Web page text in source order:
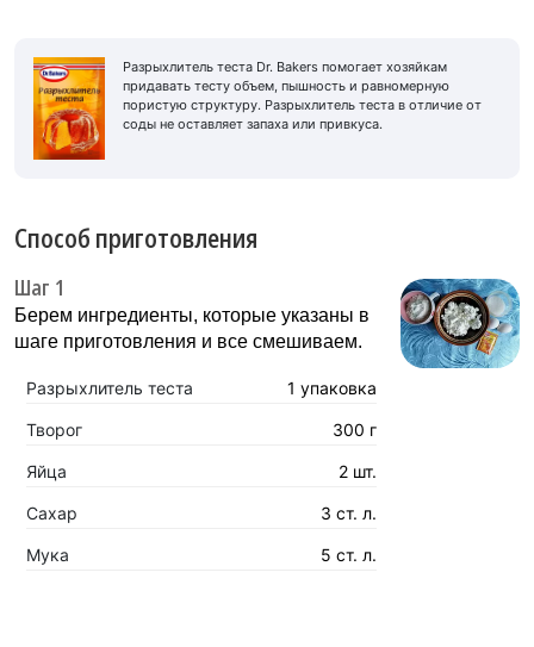
Разрыхлитель теста Dr. Bakers помогает хозяйкам
придавать тесту объем, пышность и равномерную
пористую структуру. Разрыхлитель теста в отличие от
соды не оставляет запаха или привкуса.
Способ приготовления
Шаг 1
Берем ингредиенты, которые указаны в
шаге приготовления и все смешиваем.
Разрыхлитель теста 1 упаковка
Творог 300 г
Яйца 2 шт.
Сахар 3 ст. л.
Мука 5 ст. л.